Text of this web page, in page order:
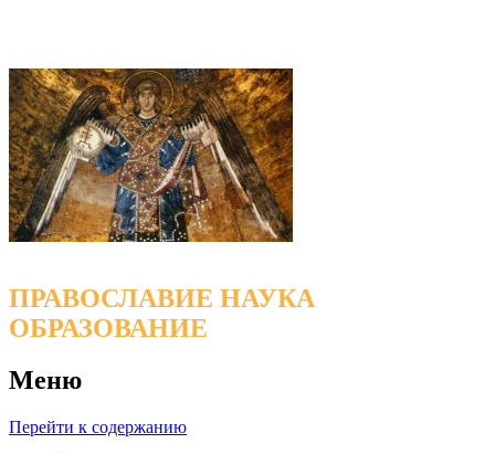
ПРАВОСЛАВИЕ НАУКА
ОБРАЗОВАНИЕ
Меню
Перейти к содержанию